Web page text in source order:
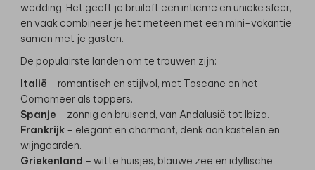
wedding. Het geeft je bruiloft een intieme en unieke sfeer,
en vaak combineer je het meteen met een mini-vakantie
samen met je gasten.
De populairste landen om te trouwen zijn:
Italië – romantisch en stijlvol, met Toscane en het
Comomeer als toppers.
Spanje – zonnig en bruisend, van Andalusië tot Ibiza.
Frankrijk – elegant en charmant, denk aan kastelen en
wijngaarden.
Griekenland – witte huisjes, blauwe zee en idyllische